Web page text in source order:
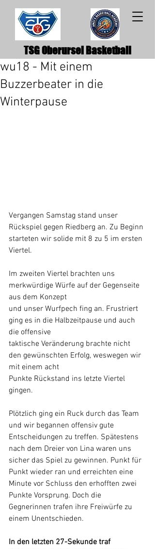
TSG Oberursel Basketball
wu18 - Mit einem
Buzzerbeater in die
Winterpause
Vergangen Samstag stand unser
Rückspiel gegen Riedberg an. Zu Beginn
starteten wir solide mit 8 zu 5 im ersten
Viertel.
Im zweiten Viertel brachten uns
merkwürdige Würfe auf der Gegenseite
aus dem Konzept
und unser Wurfpech fing an. Frustriert
ging es in die Halbzeitpause und auch
die offensive
taktische Veränderung brachte nicht
den gewünschten Erfolg, weswegen wir
mit einem acht
Punkte Rückstand ins letzte Viertel
gingen.
Plötzlich ging ein Ruck durch das Team
und wir begannen offensiv gute
Entscheidungen zu treffen. Spätestens
nach dem Dreier von Lina waren uns
sicher das Spiel zu gewinnen. Punkt für
Punkt wieder ran und erreichten eine
Minute vor Schluss den erhofften zwei
Punkte Vorsprung. Doch die
Gegnerinnen trafen ihre Freiwürfe zu
einem Unentschieden.
In den letzten 27-Sekunde traf